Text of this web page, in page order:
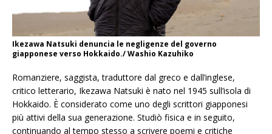
Ikezawa Natsuki denuncia le negligenze del governo
giapponese verso Hokkaido./ Washio Kazuhiko
Romanziere, saggista, traduttore dal greco e dall’inglese,
critico letterario, Ikezawa Natsuki è nato nel 1945 sull’isola di
Hokkaido. È considerato come uno degli scrittori giapponesi
più attivi della sua generazione. Studiò fisica e in seguito,
continuando al tempo stesso a scrivere poemi e critiche